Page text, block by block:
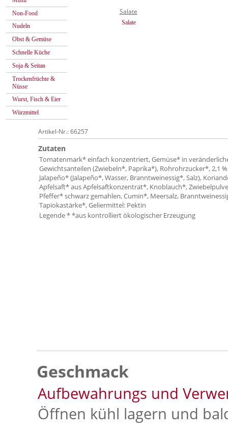
Non-Food
Nudeln
Obst & Gemüse
Schnelle Küche
Soja & Seitan
Trockenfrüchte &
Nüsse
Wurst, Fisch & Eier
Würzmittel
Salate
Salate
Artikel-Nr.: 66257
Zutaten
Tomatenmark* einfach konzentriert, Gemüse* in
Gewichtsanteilen (Zwiebeln*, Paprika*), Rohrohrzucker*, 2,1
Jalapeño* (Jalapeño*, Wasser, Branntweinessig*, Salz),
Apfelsaft* aus Apfelsaftkonzentrat*, Knoblauch*,
Pfeffer* schwarz gemahlen, Cumin*, Meersalz,
Tapiokastärke*, Geliermittel: Pektin
Legende * *aus kontrolliert ökologischer Erzeugung
Geschmack
Aufbewahrungs und
Öffnen kühl lagern und